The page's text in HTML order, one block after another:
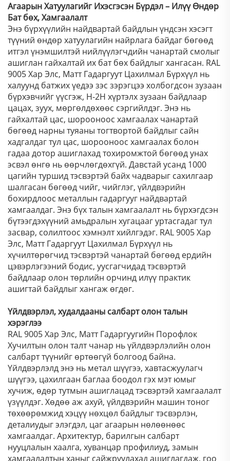
Агаарын Хатуулагийг Ихэсгэсэн Бүрдэл – Илүү Өндөр
Бат бөх, Хамгаалалт
Энэ бүрхүүлийн найдвартай байдлын үндсэн хэсэгт
түүний өндөр хатуулагийн найрлага байдаг бөгөөд
итгэл үнэмшилтэй нийлүүлэгчдийн чанартай смолыг
ашиглан гайхалтай их бат бөх байдлыг хангасан. RAL
9005 Хар Элс, Матт Гадаргуут Цахилмал Бүрхүүл нь
халуунд батжих үедээ зэс зэрэгцээ холбогдсон зузаан
бүрхэвчийг үүсгэж, H-2H хүртэлх зузаан байдлаар
цацах, зуух, мөргөлдөхөөс сэргийлдэг. Энэ нь
гайхалтай цас, шорооноос хамгаалах чанартай
бөгөөд нарны туяаны тогтвортой байдлыг сайн
хадгалдаг тул цас, шорооноос хамгаалах болон
гадаа дотор ашиглахад тохиромжтой бөгөөд унах
эсвэл өнгө нь өөрчлөгдөхгүй. Давстай усанд 1000
цагийн туршид тэсвэртэй байх чадварыг сахилгаар
шалгасан бөгөөд чийг, чийглэг, үйлдвэрийн
бохирдлоос металлын гадаргууг найдвартай
хамгаалдаг. Энэ бүх талын хамгаалалт нь бүрхэгдсэн
бүтээгдэхүүний амьдралын хугацааг уртасгадаг тул
засвар, солилтоос хэмнэлт хийлгэдэг. RAL 9005 Хар
Элс, Матт Гадаргуут Цахилмал Бүрхүүл нь
хүчилтөрөгчид тэсвэртэй чанартай бөгөөд ердийн
цэвэрлэгээний бодис, уусгагчидад тэсвэртэй
байдлаар олон төрлийн орчинд илүү практик
ашигтай байдлыг хангаж өгдөг.
Үйлдвэрлэл, худалдааны салбарт олон талын
хэрэглээ
RAL 9005 Хар Элс, Матт Гадаргуугийн Порофлок
Хучилтын олон талт чанар нь үйлдвэрлэлийн олон
салбарт түүнийг өртөөгүй болгоод байна.
Үйлдвэрлэлд энэ нь метал шүүгээ, хавтасжуулагч
шүүгээ, цахилгаан баглаа боодол гэх мэт юмыг
хучиж, өдөр тутмын ашиглацад тэсвэртэй хамгаалалт
үзүүлдэг. Хөдөө аж ахуй, үйлдвэрийн машин тоног
төхөөрөмжид хэцүү нөхцөл байдлыг тэсвэрлэн,
деталиудыг элэгдэл, цаг агаарын нөлөөнөөс
хамгаалдаг. Архитектур, барилгын салбарт
нууцлалын хаалга, хуванцар профилиуд, замын
хамгаалалтын ханыг сайжруулахад ашиглагдаж, гоо